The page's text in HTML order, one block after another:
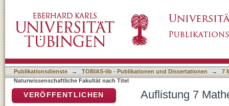
Publikationsdienste → TOBIAS-lib - Publikationen und Dissertationen →
7
Naturwissenschaftliche Fakultät nach Titel
Auflistung 7
VERÖFFENTLICHEN